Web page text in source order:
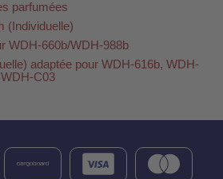
parfumées
(Individuelle)
WDH-660b/WDH-988b
adaptée pour WDH-616b, WDH-
C03